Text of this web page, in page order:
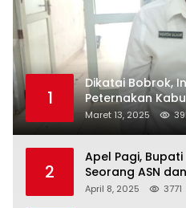
1
Dikatai Bobrok,
Peternakan
Maret 13, 2025
2
Apel Pagi,
Seorang ASN
April 8, 2025 3771